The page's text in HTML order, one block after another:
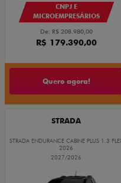
CNPJ E
MICROEMPRESÁRIOS
De: R$ 208.980,00
R$ 179.390,00
Quero agora!
STRADA
STRADA ENDURANCE CABINE PLUS 1.3
2026
2027/2026